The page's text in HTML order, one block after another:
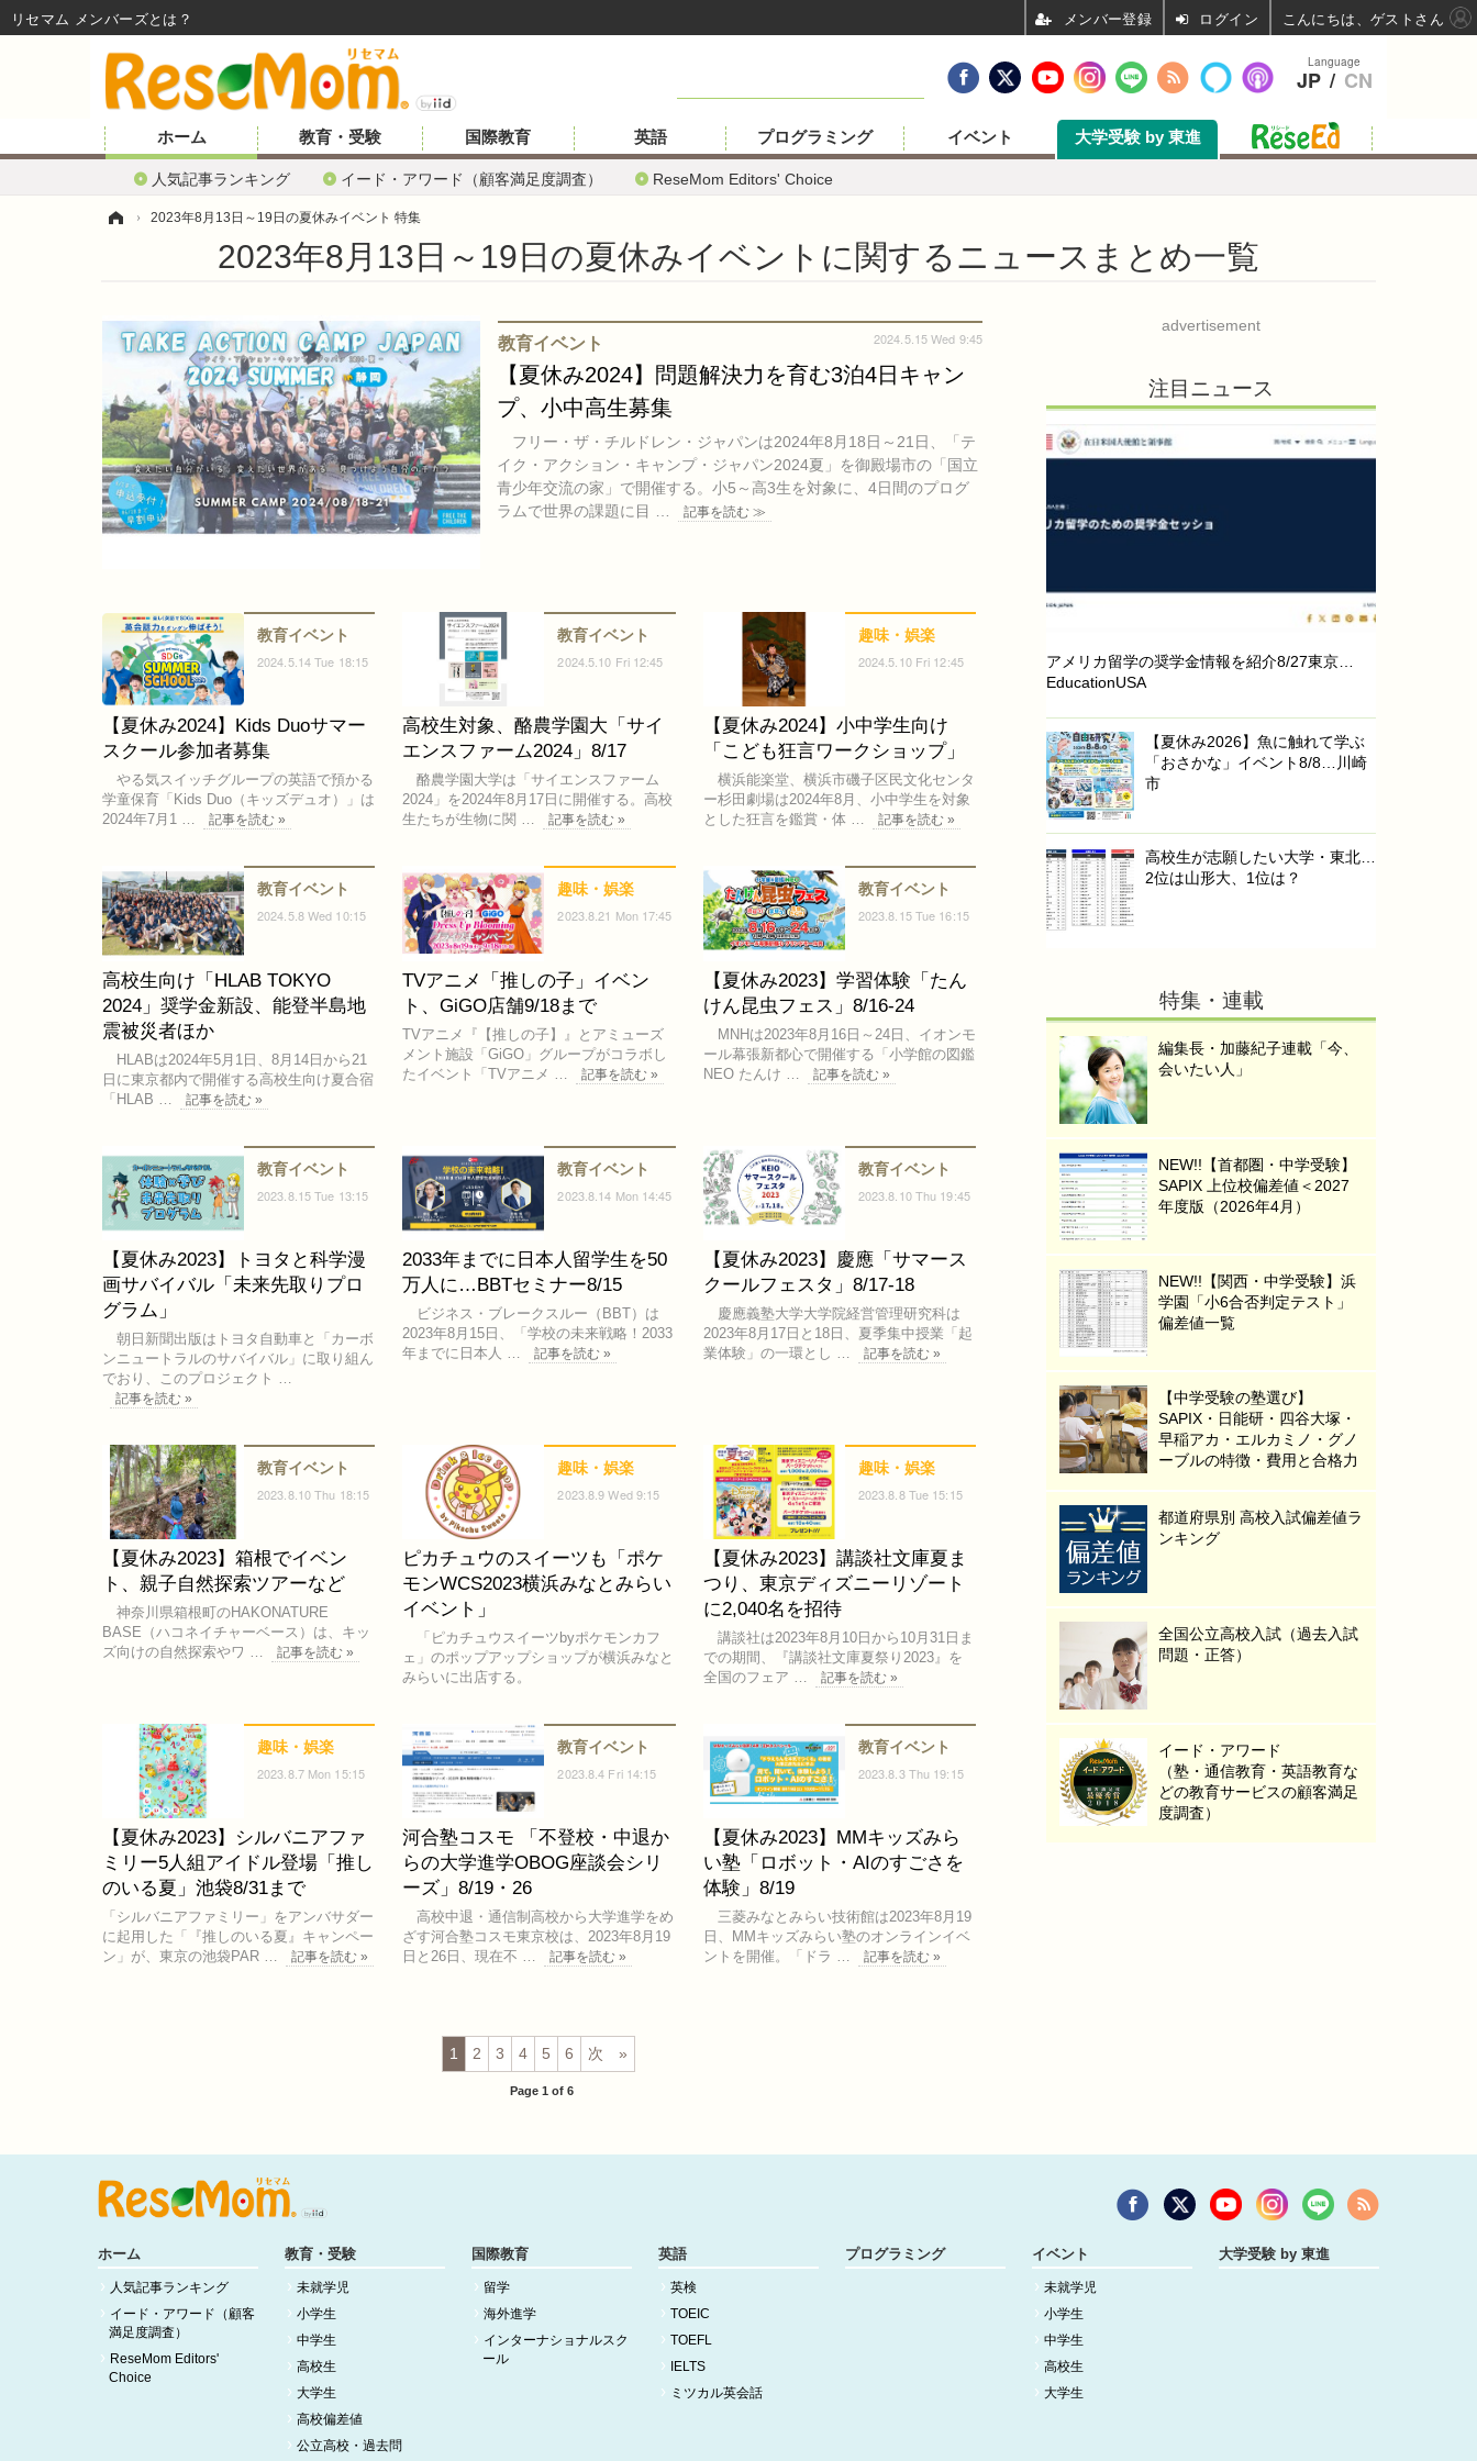
ホーム
人気記事ランキング イード・アワード（顧客満足度調査） ReseMom Editors' Choice
教育・受験 国際教育 英語 プログラミング イベント 大学受験 by 東進
› 2023年8月13日～19日の夏休みイベント 特集
2023年8月13日～19日の夏休みイベントに関するニュースまとめ一覧
教育イベント 2024.5.15 Wed 9:45
【夏休み2024】問題解決力を育む3泊4日キャン
プ、小中高生募集
フリー・ザ・チルドレン・ジャパンは2024年8月18日～21日、「テ
イク・アクション・キャンプ・ジャパン2024夏」を御殿場市の「国立
青少年交流の家」で開催する。小5～高3生を対象に、4日間のプログ
ラムで世界の課題に目 …
記事を読む ≫
教育イベント
2024.5.14 Tue 18:15
【夏休み2024】Kids Duoサマー
スクール参加者募集
やる気スイッチグループの英語で預かる
学童保育「Kids Duo（キッズデュオ）」は
2024年7月1 …
記事を読む »
教育イベント
2024.5.10 Fri 12:45
高校生対象、酪農学園大「サイ
エンスファーム2024」8/17
酪農学園大学は「サイエンスファーム
2024」を2024年8月17日に開催する。高校
生たちが生物に関 …
記事を読む »
趣味・娯楽
2024.5.10 Fri 12:45
【夏休み2024】小中学生向け
「こども狂言ワークショップ」
横浜能楽堂、横浜市磯子区民文化センタ
ー杉田劇場は2024年8月、小中学生を対象
とした狂言を鑑賞・体 …
記事を読む »
教育イベント
2024.5.8 Wed 10:15
高校生向け「HLAB TOKYO
2024」奨学金新設、能登半島地
震被災者ほか
HLABは2024年5月1日、8月14日から21
日に東京都内で開催する高校生向け夏合宿
「HLAB …
記事を読む »
趣味・娯楽
2023.8.21 Mon 17:45
TVアニメ「推しの子」イベン
ト、GiGO店舗9/18まで
TVアニメ『【推しの子】』とアミューズ
メント施設「GiGO」グループがコラボし
たイベント「TVアニメ …
記事を読む »
教育イベント
2023.8.15 Tue 16:15
【夏休み2023】学習体験「たん
けん昆虫フェス」8/16-24
MNHは2023年8月16日～24日、イオンモ
ール幕張新都心で開催する「小学館の図鑑
NEO たんけ …
記事を読む »
教育イベント
2023.8.15 Tue 13:15
【夏休み2023】トヨタと科学漫
画サバイバル「未来先取りプロ
グラム」
朝日新聞出版はトヨタ自動車と「カーボ
ンニュートラルのサバイバル」に取り組ん
でおり、このプロジェクト …
記事を読む »
教育イベント
2023.8.14 Mon 14:45
2033年までに日本人留学生を50
万人に…BBTセミナー8/15
ビジネス・ブレークスルー（BBT）は
2023年8月15日、「学校の未来戦略！2033
年までに日本人 …
記事を読む »
教育イベント
2023.8.10 Thu 19:45
【夏休み2023】慶應「サマース
クールフェスタ」8/17-18
慶應義塾大学大学院経営管理研究科は
2023年8月17日と18日、夏季集中授業「起
業体験」の一環とし …
記事を読む »
教育イベント
2023.8.10 Thu 18:15
【夏休み2023】箱根でイベン
ト、親子自然探索ツアーなど
神奈川県箱根町のHAKONATURE
BASE（ハコネイチャーベース）は、キッ
ズ向けの自然探索やワ …
記事を読む »
趣味・娯楽
2023.8.9 Wed 9:15
ピカチュウのスイーツも「ポケ
モンWCS2023横浜みなとみらい
イベント」
「ピカチュウスイーツbyポケモンカフ
ェ」のポップアップショップが横浜みなと
みらいに出店する。
趣味・娯楽
2023.8.8 Tue 15:15
【夏休み2023】講談社文庫夏ま
つり、東京ディズニーリゾート
に2,040名を招待
講談社は2023年8月10日から10月31日ま
での期間、『講談社文庫夏祭り2023』を
全国のフェア …
記事を読む »
趣味・娯楽
2023.8.7 Mon 15:15
【夏休み2023】シルバニアファ
ミリー5人組アイドル登場「推し
のいる夏」池袋8/31まで
「シルバニアファミリー」をアンバサダー
に起用した「『推しのいる夏』キャンペー
ン」が、東京の池袋PAR …
記事を読む »
教育イベント
2023.8.4 Fri 14:15
河合塾コスモ 「不登校・中退か
らの大学進学OBOG座談会シリ
ーズ」8/19・26
高校中退・通信制高校から大学進学をめ
ざす河合塾コスモ東京校は、2023年8月19
日と26日、現在不 …
記事を読む »
教育イベント
2023.8.3 Thu 19:15
【夏休み2023】MMキッズみら
い塾「ロボット・AIのすごさを
体験」8/19
三菱みなとみらい技術館は2023年8月19
日、MMキッズみらい塾のオンラインイベ
ントを開催。「ドラ …
記事を読む »
1 2 3 4 5 6 次
Page 1 of 6
advertisement
注目ニュース
アメリカ留学の奨学金情報を紹介8/27東京…
EducationUSA
【夏休み2026】魚に触れて学ぶ
「おさかな」イベント8/8…川崎
市
高校生が志願したい大学・東北…
2位は山形大、1位は？
特集・連載
編集長・加藤紀子連載「今、
会いたい人」
NEW!!【首都圏・中学受験】
SAPIX 上位校偏差値＜2027
年度版（2026年4月）
NEW!!【関西・中学受験】浜
学園「小6合否判定テスト」
偏差値一覧
【中学受験の塾選び】
SAPIX・日能研・四谷大塚・
早稲アカ・エルカミノ・グノ
ーブルの特徴・費用と合格力
都道府県別 高校入試偏差値ラ
ンキング
全国公立高校入試（過去入試
問題・正答）
イード・アワード
（塾・通信教育・英語教育な
どの教育サービスの顧客満足
度調査）
ホーム
人気記事ランキング
イード・アワード（顧客
満足度調査）
ReseMom Editors'
Choice
教育・受験
未就学児
小学生
中学生
高校生
大学生
高校偏差値
公立高校・過去問
国際教育
留学
海外進学
インターナショナルスク
ール
英語
英検
TOEIC
TOEFL
IELTS
ミツカル英会話
プログラミング イベント
未就学児
小学生
中学生
高校生
大学生
大学受験 by 東進
Language
JP / CN
リセマム メンバーズ ログイン こんにちは、ゲストさん